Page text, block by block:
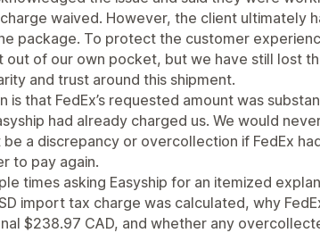
waived. However, the client ultimately
package. To protect the customer
out of our own pocket, but we have still lost
and trust around this shipment.
is that FedEx’s requested amount was
had already charged us. We would
a discrepancy or overcollection if FedEx
to pay again.
times asking Easyship for an itemized
import tax charge was calculated, why
$238.97 CAD, and whether any